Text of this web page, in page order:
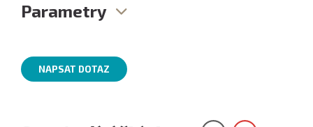
Parametry
NAPSAT DOTAZ